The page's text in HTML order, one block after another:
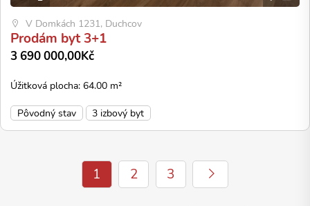
V Domkách 1231, Duchcov
Prodám byt 3+1
3 690 000,00Kč
Úžitková plocha: 64.00 m²
Pôvodný stav
3 izbový byt
1 2 3